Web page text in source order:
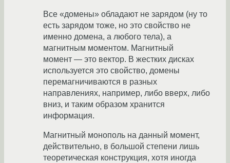
Все «домены» обладают не зарядом (ну то
есть зарядом тоже, но это свойство не
именно домена, а любого тела), а
магнитным моментом. Магнитный
момент — это вектор. В жестких дисках
используется это свойство, домены
перемагничиваются в разных
направлениях, например, либо вверх, либо
вниз, и таким образом хранится
информация.
Магнитный монополь на данный момент,
действительно, в большой степени лишь
теоретическая конструкция, хотя иногда